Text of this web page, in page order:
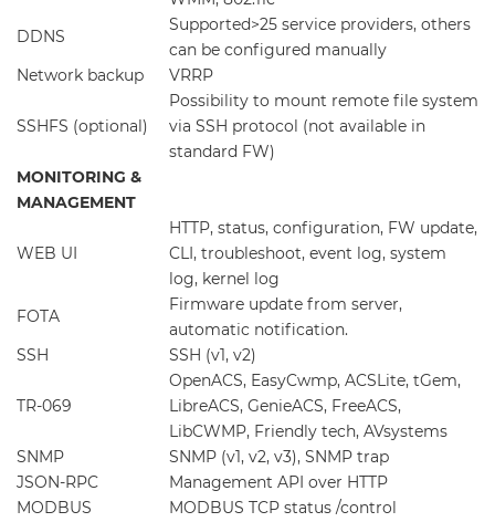
DDNS
Supported>25 service providers, others
can be configured manually
Network backup
VRRP
SSHFS (optional)
Possibility to mount remote file system
via SSH protocol (not available in
standard FW)
MONITORING &
MANAGEMENT
WEB UI
HTTP, status, configuration, FW update,
CLI, troubleshoot, event log, system
log, kernel log
FOTA
Firmware update from server,
automatic notification.
SSH
SSH (v1, v2)
TR-069
OpenACS, EasyCwmp, ACSLite, tGem,
LibreACS, GenieACS, FreeACS,
LibCWMP, Friendly tech, AVsystems
SNMP
SNMP (v1, v2, v3), SNMP trap
JSON-RPC
Management API over HTTP
MODBUS
MODBUS TCP status /control